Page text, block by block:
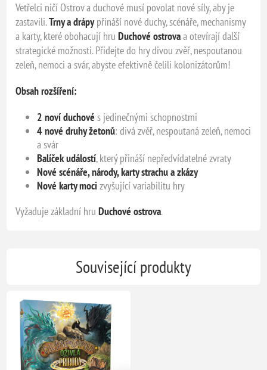
Vetřelci ničí Ostrov a duchové musí povolat nové síly, aby je
zastavili.Trny a drápypřináší nové duchy, scénáře, mechanismy
a karty, které obohacují hruDuchové ostrovaa otevírají další
strategické možnosti. Přidejte do hry divou zvěř, nespoutanou
zeleň, nemoci a svár, abyste efektivně čelili kolonizátorům!
Obsah rozšíření:
2 noví duchové s jedinečnými schopnostmi
4 nové druhy žetonů: divá zvěř, nespoutaná zeleň, nemoci
a svár
Balíček událostí, který přináší nepředvídatelné zvraty
Nové scénáře, národy, karty strachu a zkázy
Nové karty mocizvyšující variabilitu hry
Vyžaduje základní hruDuchové ostrova.
Související produkty